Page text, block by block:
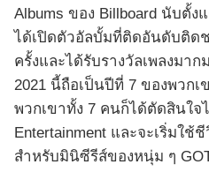
Albums ของ Billboard นับตั้ง
ได้เปิดตัวอัลบั้มที่ติดอันดับติด
ครั้งและได้รับรางวัลเพลงมา
2021 นี้ถือเป็นปีที่ 7 ของพวกเ
พวกเขาทั้ง 7 คนก็ได้ตัดสินใ
Entertainment และจะเริ่มใช้
สำหรับมินิซีรีส์ของหนุ่ม ๆ